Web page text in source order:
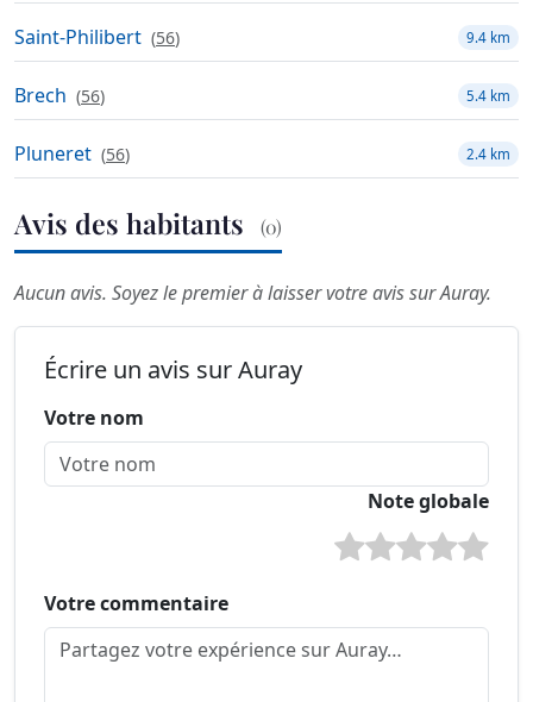
Saint-Philibert (56) 9.4 km
Brech (56) 5.4 km
Pluneret (56) 2.4 km
Avis des habitants (0)
Aucun avis. Soyez le premier à laisser votre avis sur Auray.
Écrire un avis sur Auray
Votre nom
Note globale
Votre commentaire